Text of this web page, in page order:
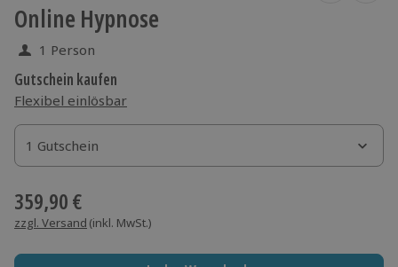
Online Hypnose
1 Person
Gutschein kaufen
Flexibel einlösbar
1 Gutschein
1 Gutschein
1 Gutschein
359,90 €
zzgl. Versand (inkl. MwSt.)